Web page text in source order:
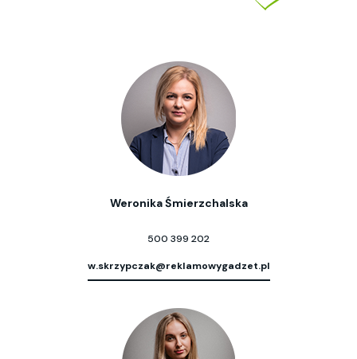
Weronika Śmierzchalska
500 399 202
w.skrzypczak@reklamowygadzet.pl